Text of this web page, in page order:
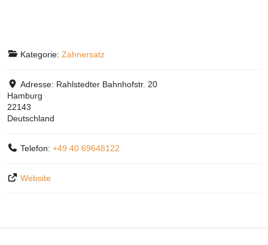
Kategorie:Zahnersatz
Adresse: Rahlstedter Bahnhofstr. 20
Hamburg
22143
Deutschland
Telefon:+49 40 69648122
Website